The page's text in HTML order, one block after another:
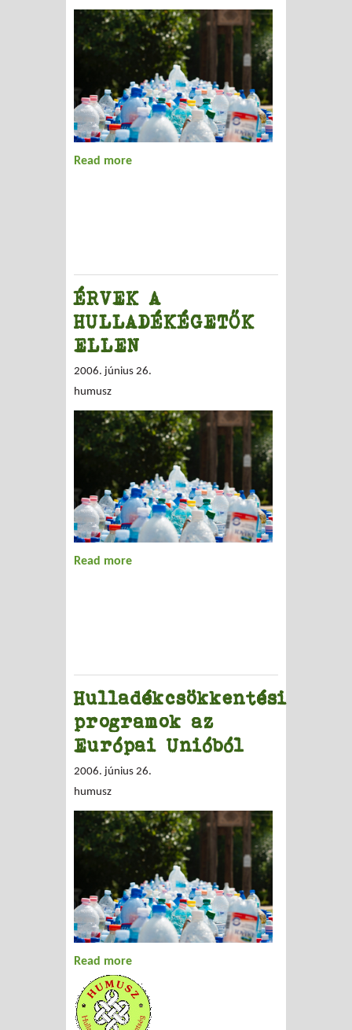
Read more
ÉRVEK A
HULLADÉKÉGETŐK
ELLEN
2006. június 26.
humusz
Read more
Hulladékcsökkentési
programok az
Európai Unióból
2006. június 26.
humusz
Read more
az Európai Unióból